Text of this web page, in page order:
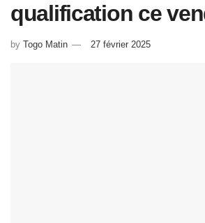
qualification ce
by Togo Matin 27 février 2025